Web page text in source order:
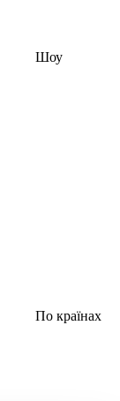
Шоу
По країнах